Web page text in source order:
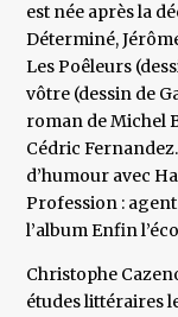
est née après la
Déterminé,
Les Poêleurs
vôtre (dessin de
roman de Michel
Cédric
d’humour avec
Profession :
l’album Enfin
Christophe
études littéraires